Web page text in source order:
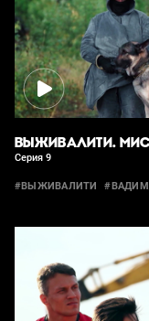
ВЫЖИВАЛИТИ.
Серия 9
#ВЫЖИВАЛИТИ